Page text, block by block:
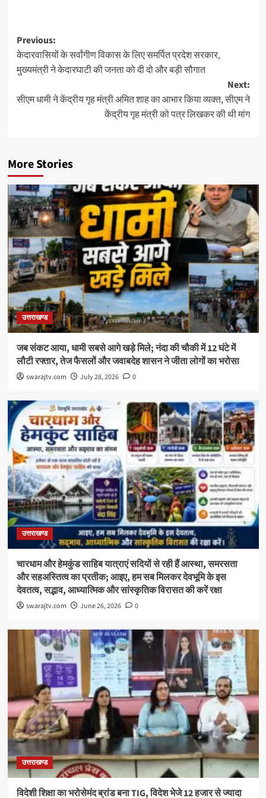
Post
navigation
Previous:
केदारवासियों के सर्वांगीण विकास के लिए समर्पित प्रदेश सरकार,
मुख्यमंत्री ने केदारघाटी की जनता को दी दो और बड़ी सौगात
Next:
सीएम धामी ने केंद्रीय गृह मंत्री अमित शाह का आभार किया व्यक्त, सीएम ने
केंद्रीय गृह मंत्री को पत्र लिखकर की थी मांग
More Stories
उत्तराखण्ड
जब संकट आया, धामी सबसे आगे खड़े मिले; नंदा की चौकी में 12 घंटे में
लौटी रफ्तार, तेज फैसलों और जवाबदेह शासन ने जीता लोगों का भरोसा
swarajtv.com July 28, 2026 0
उत्तराखण्ड
चारधाम और हेमकुंड साहिब यात्राएं सदियों से रही हैं आस्था, समरसता
और सहअस्तित्व का प्रतीक; आइए, हम सब मिलकर देवभूमि के इस
देवतत्व, सद्भाव, आध्यात्मिक और सांस्कृतिक विरासत की करें रक्षा
swarajtv.com June 26, 2026 0
उत्तराखण्ड
विदेशी शिक्षा का भरोसेमंद ब्रांड बना TIG, विदेश भेजे 12 हजार से ज्यादा